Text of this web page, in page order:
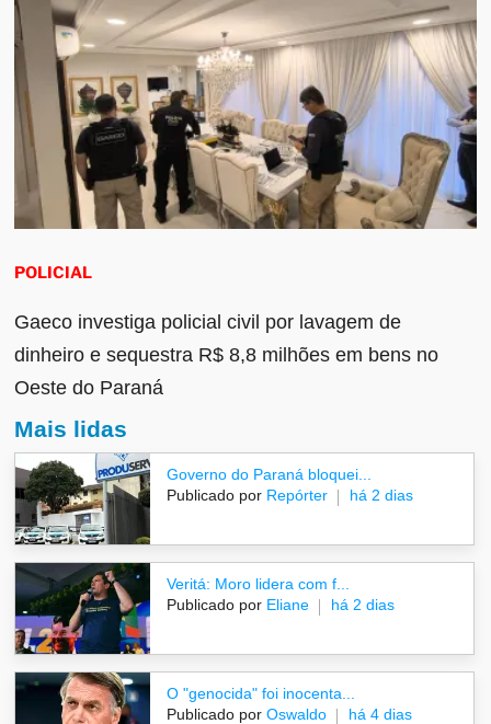
POLICIAL
Gaeco investiga policial civil por lavagem de
dinheiro e sequestra R$ 8,8 milhões em bens no
Oeste do Paraná
Mais lidas
Governo do Paraná bloquei...
Publicado por Repórter há 2 dias
Veritá: Moro lidera com f...
Publicado por Eliane há 2 dias
O "genocida" foi inocenta...
Publicado por Oswaldo há 4 dias